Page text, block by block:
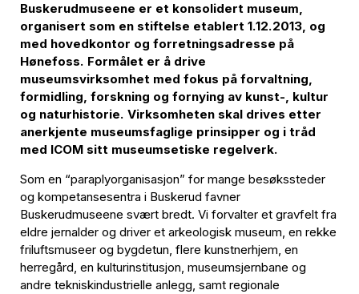
Buskerudmuseene er et konsolidert museum,
organisert som en stiftelse etablert 1.12.2013, og
med hovedkontor og forretningsadresse på
Hønefoss. Formålet er å drive
museumsvirksomhet med fokus på forvaltning,
formidling, forskning og fornying av kunst-, kultur
og naturhistorie. Virksomheten skal drives etter
anerkjente museumsfaglige prinsipper og i tråd
med ICOM sitt museumsetiske regelverk.
Som en “paraplyorganisasjon” for mange besøkssteder
og kompetansesentra i Buskerud favner
Buskerudmuseene svært bredt. Vi forvalter et gravfelt fra
eldre jernalder og driver et arkeologisk museum, en rekke
friluftsmuseer og bygdetun, flere kunstnerhjem, en
herregård, en kulturinstitusjon, museumsjernbane og
andre tekniskindustrielle anlegg, samt regionale